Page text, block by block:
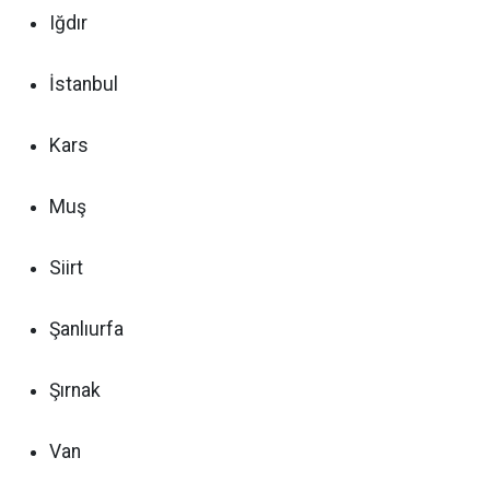
Iğdır
İstanbul
Kars
Muş
Siirt
Şanlıurfa
Şırnak
Van